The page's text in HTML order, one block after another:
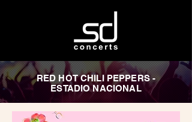
RED HOT CHILI PEPPERS -
ESTADIO NACIONAL